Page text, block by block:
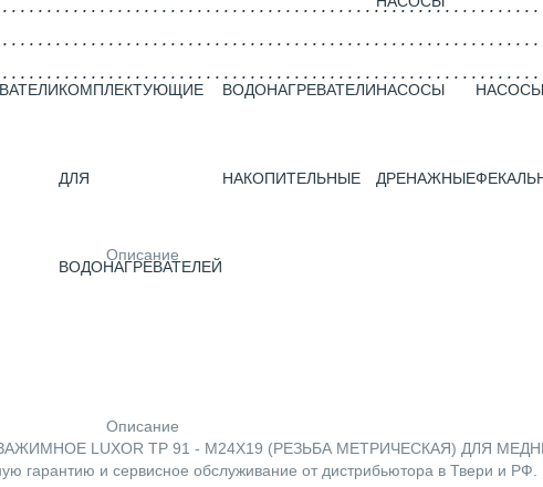
КОМПЛЕКТУЮЩИЕ
ДЛЯ
ВОДОНАГРЕВАТЕЛЕЙ
ВОДОНАГРЕВАТЕЛИ
НАКОПИТЕЛЬНЫЕ
НАСОСЫ
ДРЕНАЖНЫЕ
НАСОСЫ
Описание
Описание
LUXOR TP 91 - М24X19 (РЕЗЬБА МЕТРИЧЕСКАЯ) ДЛЯ МЕДНЫХ
гарантию и сервисное обслуживание от дистрибьютора в Твери и РФ.